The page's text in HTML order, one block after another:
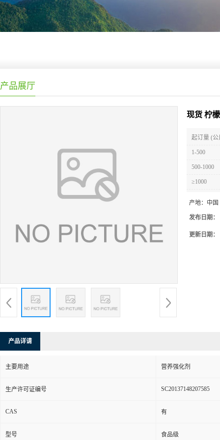
产品展厅
现货 柠
起订量 (公
1-500
500-1000
≥1000
产地： 中国
发布日期：
更新日期：
产品详请
主要用途 营养强化剂
生产许可证编号 SC20137148207585
CAS 有
型号 食品级